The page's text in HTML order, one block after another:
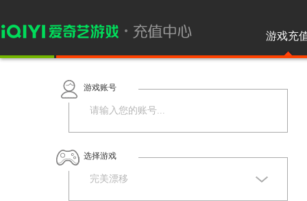
游戏充
游戏账号
选择游戏